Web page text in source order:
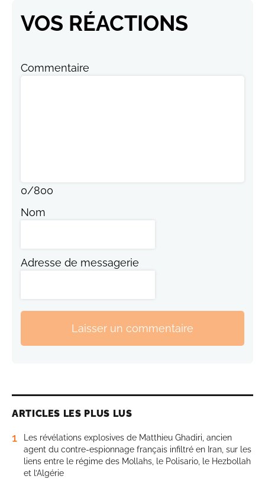
VOS RÉACTIONS
Commentaire
0/800
Nom
Adresse de messagerie
Laisser un commentaire
ARTICLES LES PLUS LUS
1
Les révélations explosives de Matthieu Ghadiri, ancien
agent du contre-espionnage français infiltré en Iran, sur les
liens entre le régime des Mollahs, le Polisario, le Hezbollah
et l’Algérie